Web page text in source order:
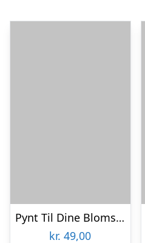
Pynt Til Dine Blomster
kr. 49,00